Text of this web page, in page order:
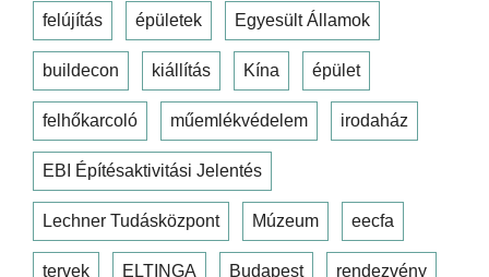
felújítás épületek Egyesült Államok
buildecon kiállítás Kína épület
felhőkarcoló műemlékvédelem irodaház
EBI Építésaktivitási Jelentés
Lechner Tudásközpont Múzeum eecfa
tervek ELTINGA Budapest rendezvény